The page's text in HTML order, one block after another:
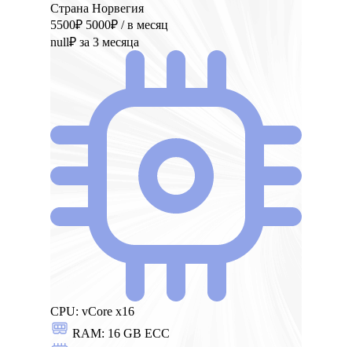
Страна Норвегия
5500₽ 5000₽ / в месяц
null₽ за 3 месяца
CPU: vCore x16
RAM: 16 GB ECC